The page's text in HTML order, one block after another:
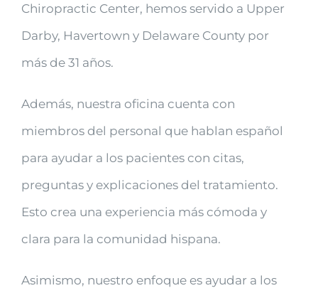
Chiropractic Center, hemos servido a Upper
Darby, Havertown y Delaware County por
más de 31 años.
Además, nuestra oficina cuenta con
miembros del personal que hablan español
para ayudar a los pacientes con citas,
preguntas y explicaciones del tratamiento.
Esto crea una experiencia más cómoda y
clara para la comunidad hispana.
Asimismo, nuestro enfoque es ayudar a los